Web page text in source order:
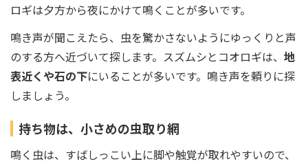
ロギは夕方から夜にかけて鳴くことが多いです。
鳴き声が聞こえたら、虫を驚かさないようにゆっくりと声
のする方へ近づいて探します。スズムシとコオロギは、 地
表近くや石の下にいることが多いです。鳴き声を頼りに探
しましょう。
持ち物は、小さめの虫取り網
鳴く虫は、すばしっこい上に脚や触覚が取れやすいので、